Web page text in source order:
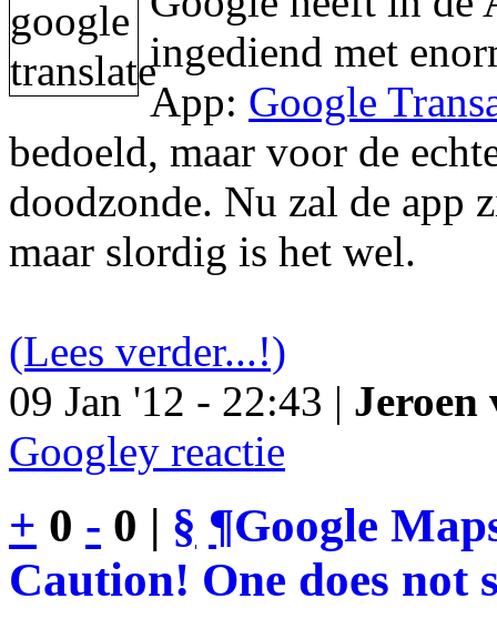
ingediend met
App: Google
bedoeld, maar voor de
doodzonde. Nu zal de app
maar slordig is het wel.
(Lees verder...!)
09 Jan '12 - 22:43 | Jeroen
Googley reactie
+ 0 - 0 | § ¶Google
Caution! One does